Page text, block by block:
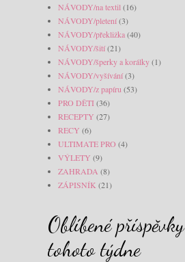
NÁVODY/na textil (16)
NÁVODY/pletení(3)
NÁVODY/překližka(40)
NÁVODY/šití(21)
NÁVODY/šperky a korálky(1)
NÁVODY/vyšívání(3)
NÁVODY/z papíru (53)
PRO DĚTI(36)
RECEPTY (27)
RECY (6)
ULTIMATE PRO (4)
VÝLETY (9)
ZAHRADA (8)
ZÁPISNÍK (21)
Oblíbené příspěvky
tohoto týdne